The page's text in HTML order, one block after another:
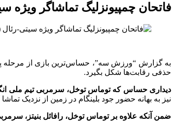
فاتحان چمپیونزلیگ تماشاگر
به گزارش “ورزش سه”، حساس‌ترین بازی از مرحله پلی
حذفی رقابت‌ها شکل بگیرد.
دیداری حساس که توماس توخل، سرمربی تیم ملی
نیز به بهانه حضور جود بلینگام در زمین از نزدیک
ضمن آنکه علاوه بر توماس توخل، رافائل بنیتز،